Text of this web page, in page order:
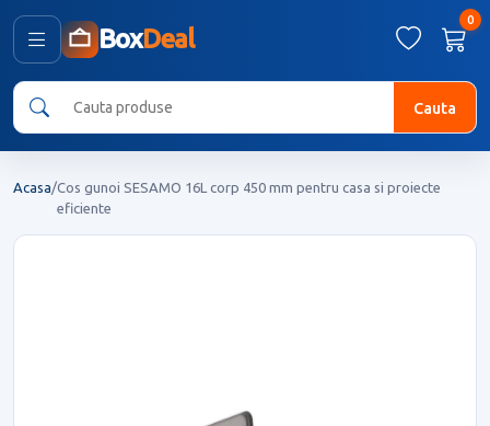
BoxDeal
0
Cauta
Acasa/Cos gunoi SESAMO 16L corp 450 mm pentru casa si proiecte
eficiente